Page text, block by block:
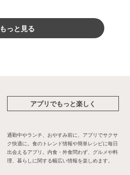
もっと見る
アプリでもっと楽しく
通勤中やランチ、おやすみ前に、アプリでサクサ
ク快適に。食のトレンド情報や簡単レシピに毎日
出会えるアプリ。内食・外食問わず、グルメや料
理、暮らしに関する幅広い情報を楽しめます。